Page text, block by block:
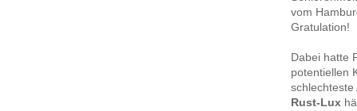
vom
Gratulation!
Dabei hatte
potentiellen
Rust-Lux